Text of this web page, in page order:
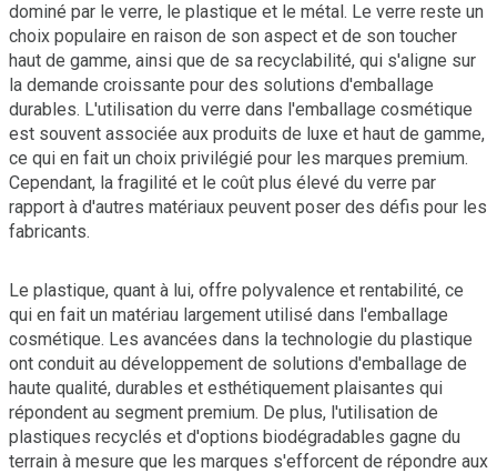
dominé par le verre, le plastique et le métal. Le verre reste un
choix populaire en raison de son aspect et de son toucher
haut de gamme, ainsi que de sa recyclabilité, qui s'aligne sur
la demande croissante pour des solutions d'emballage
durables. L'utilisation du verre dans l'emballage cosmétique
est souvent associée aux produits de luxe et haut de gamme,
ce qui en fait un choix privilégié pour les marques premium.
Cependant, la fragilité et le coût plus élevé du verre par
rapport à d'autres matériaux peuvent poser des défis pour les
fabricants.
Le plastique, quant à lui, offre polyvalence et rentabilité, ce
qui en fait un matériau largement utilisé dans l'emballage
cosmétique. Les avancées dans la technologie du plastique
ont conduit au développement de solutions d'emballage de
haute qualité, durables et esthétiquement plaisantes qui
répondent au segment premium. De plus, l'utilisation de
plastiques recyclés et d'options biodégradables gagne du
terrain à mesure que les marques s'efforcent de répondre aux